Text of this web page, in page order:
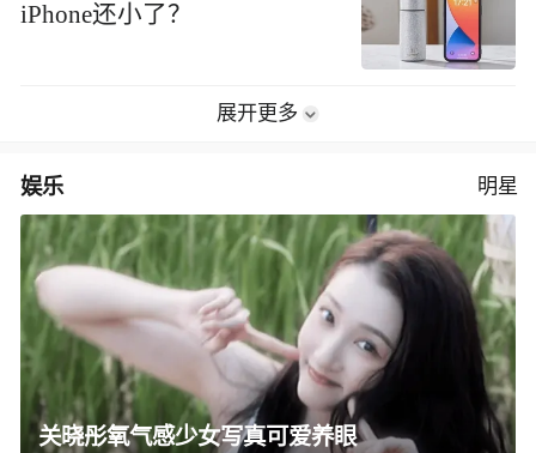
iPhone还小了？
展开更多
娱乐 明星
关晓彤氧气感少女写真可爱养眼